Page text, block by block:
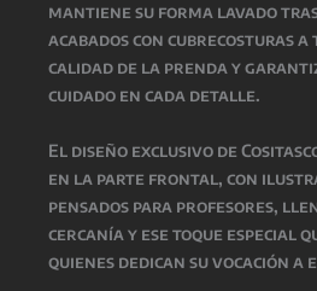
mantiene su forma lavado
acabados con cubrecosturas
calidad de la prenda y
cuidado en cada detalle.
El diseño exclusivo de
en la parte frontal, con
pensados para profesores,
cercanía y ese toque especial
quienes dedican su vocación a